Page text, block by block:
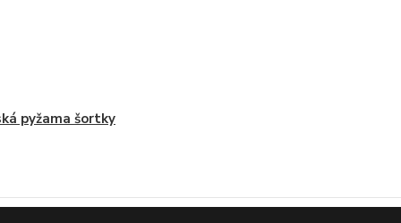
pyžama šortky